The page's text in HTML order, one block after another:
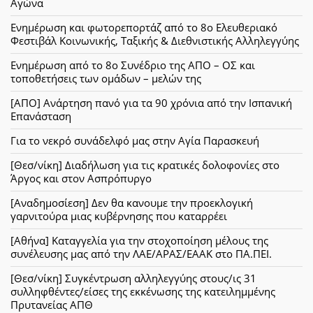
Αγώνα
Ενημέρωση και φωτορεπορτάζ από το 8ο Ελευθεριακό
Φεστιβάλ Κοινωνικής, Ταξικής & Διεθνιστικής Αλληλεγγύης
Ενημέρωση από το 8ο Συνέδριο της ΑΠΟ – ΟΣ και
τοποθετήσεις των ομάδων – μελών της
[ΑΠΟ] Ανάρτηση πανό για τα 90 χρόνια από την Ισπανική
Επανάσταση
Για το νεκρό συνάδελφό μας στην Αγία Παρασκευή
[Θεσ/νίκη] Διαδήλωση για τις κρατικές δολοφονίες στο
Άργος και στον Ασπρόπυργο
[Αναδημοσίεση] Δεν θα κανουμε την προεκλογική
γαρνιτούρα μιας κυβέρνησης που καταρρέει
[Αθήνα] Καταγγελία για την στοχοποίηση μέλους της
συνέλευσης μας από την ΛΑΕ/ΑΡΑΣ/ΕΑΑΚ στο ΠΑ.ΠΕΙ.
[Θεσ/νίκη] Συγκέντρωση αλληλεγγύης στους/ις 31
συλληφθέντες/είσες της εκκένωσης της κατειλημμένης
Πρυτανείας ΑΠΘ